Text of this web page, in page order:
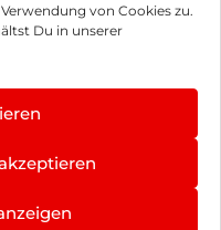
von Cookies zu.
Du in unserer